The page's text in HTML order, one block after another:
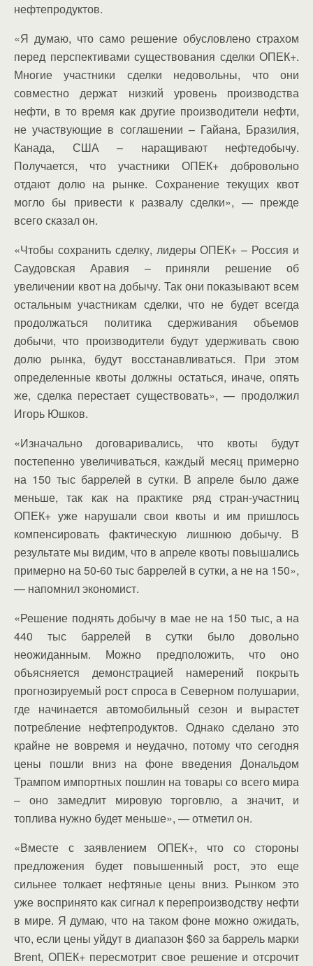
нефтепродуктов.
«Я думаю, что само решение обусловлено страхом
перед перспективами существования сделки ОПЕК+.
Многие участники сделки недовольны, что они
совместно держат низкий уровень производства
нефти, в то время как другие производители нефти,
не участвующие в соглашении – Гайана, Бразилия,
Канада, США – наращивают нефтедобычу.
Получается, что участники ОПЕК+ добровольно
отдают долю на рынке. Сохранение текущих квот
могло бы привести к развалу сделки», — прежде
всего сказал он.
«Чтобы сохранить сделку, лидеры ОПЕК+ – Россия и
Саудовская Аравия – приняли решение об
увеличении квот на добычу. Так они показывают всем
остальным участникам сделки, что не будет всегда
продолжаться политика сдерживания объемов
добычи, что производители будут удерживать свою
долю рынка, будут восстанавливаться. При этом
определенные квоты должны остаться, иначе, опять
же, сделка перестает существовать», — продолжил
Игорь Юшков.
«Изначально договаривались, что квоты будут
постепенно увеличиваться, каждый месяц примерно
на 150 тыс баррелей в сутки. В апреле было даже
меньше, так как на практике ряд стран-участниц
ОПЕК+ уже нарушали свои квоты и им пришлось
компенсировать фактическую лишнюю добычу. В
результате мы видим, что в апреле квоты повышались
примерно на 50-60 тыс баррелей в сутки, а не на 150»,
— напомнил экономист.
«Решение поднять добычу в мае не на 150 тыс, а на
440 тыс баррелей в сутки было довольно
неожиданным. Можно предположить, что оно
объясняется демонстрацией намерений покрыть
прогнозируемый рост спроса в Северном полушарии,
где начинается автомобильный сезон и вырастет
потребление нефтепродуктов. Однако сделано это
крайне не вовремя и неудачно, потому что сегодня
цены пошли вниз на фоне введения Дональдом
Трампом импортных пошлин на товары со всего мира
– оно замедлит мировую торговлю, а значит, и
топлива нужно будет меньше», — отметил он.
«Вместе с заявлением ОПЕК+, что со стороны
предложения будет повышенный рост, это еще
сильнее толкает нефтяные цены вниз. Рынком это
уже воспринято как сигнал к перепроизводству нефти
в мире. Я думаю, что на таком фоне можно ожидать,
что, если цены уйдут в диапазон $60 за баррель марки
Brent, ОПЕК+ пересмотрит свое решение и отсрочит